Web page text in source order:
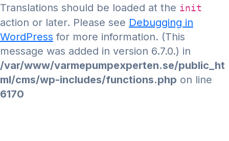
Translations should be loaded at the init
action or later. Please see Debugging in
WordPress for more information. (This
message was added in version 6.7.0.) in
/var/www/varmepumpexperten.se/public_ht
ml/cms/wp-includes/functions.php on line
6170